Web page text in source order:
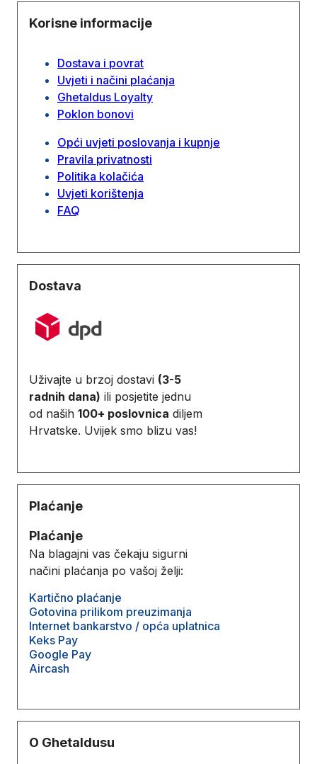
Korisne informacije
Dostava i povrat
Uvjeti i načini plaćanja
Ghetaldus Loyalty
Poklon bonovi
Opći uvjeti poslovanja i kupnje
Pravila privatnosti
Politika kolačića
Uvjeti korištenja
FAQ
Dostava
Uživajte u brzoj dostavi (3-5
radnih dana) ili posjetite jednu
od naših 100+ poslovnica diljem
Hrvatske. Uvijek smo blizu vas!
Plaćanje
Plaćanje
Na blagajni vas čekaju sigurni
načini plaćanja po vašoj želji:
Kartično plaćanje
Gotovina prilikom preuzimanja
Internet bankarstvo / opća uplatnica
Keks Pay
Google Pay
Aircash
O Ghetaldusu